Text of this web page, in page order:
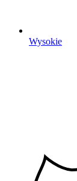
Wysokie